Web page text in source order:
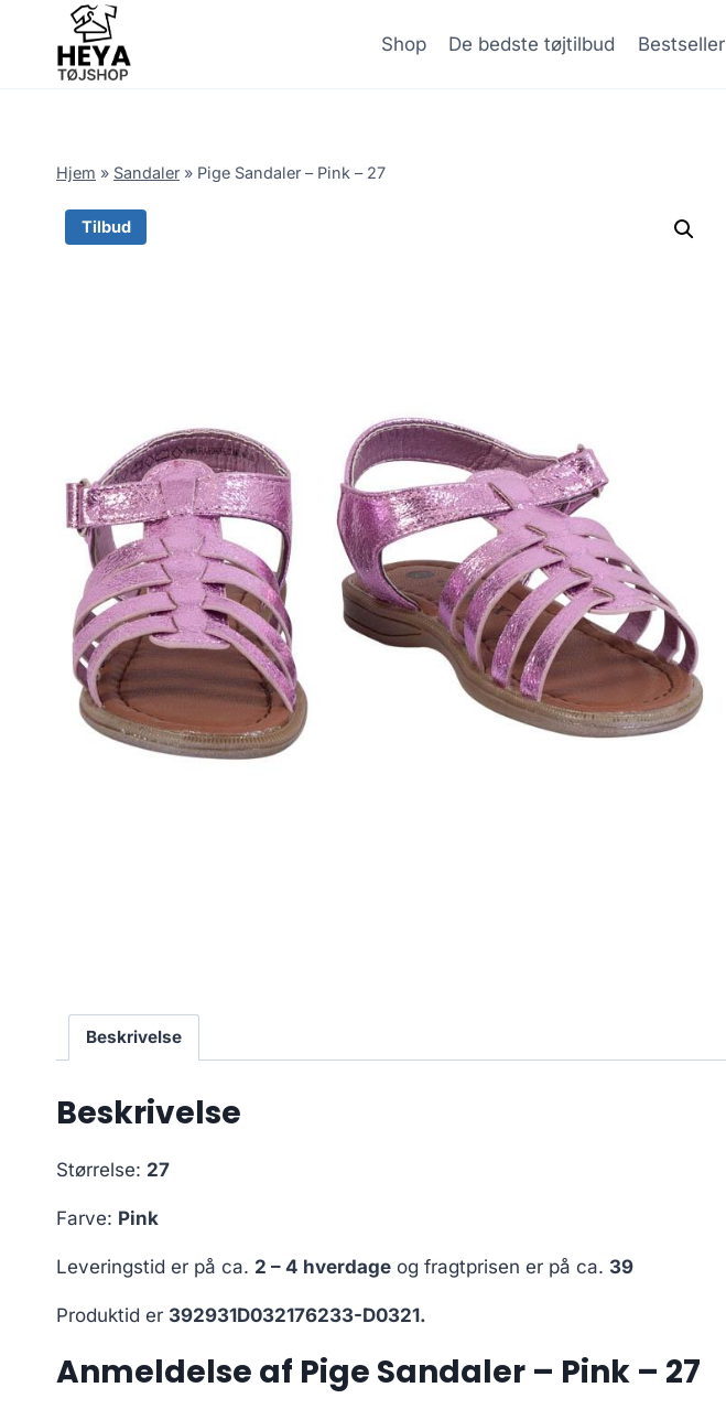
content
Shop De bedste tøjtilbud Bestseller
Hjem » Sandaler » Pige Sandaler – Pink – 27
Tilbud
Beskrivelse
Beskrivelse
Størrelse: 27
Farve: Pink
Leveringstid er på ca. 2 – 4 hverdage og fragtprisen er på ca. 39
Produktid er 392931D032176233-D0321.
Anmeldelse af Pige Sandaler – Pink – 27